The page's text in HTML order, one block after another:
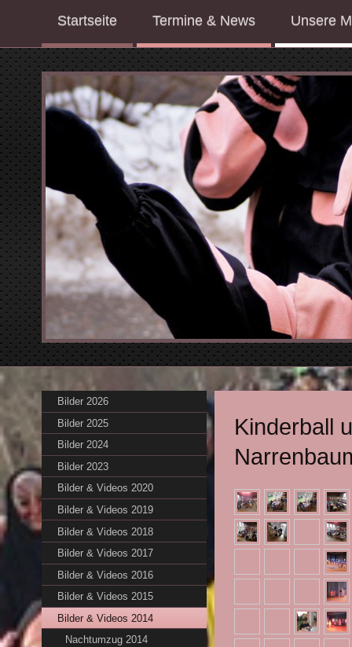
Startseite Termine & News Unsere
Bilder 2026
Bilder 2025
Bilder 2024
Bilder 2023
Bilder & Videos 2020
Bilder & Videos 2019
Bilder & Videos 2018
Bilder & Videos 2017
Bilder & Videos 2016
Bilder & Videos 2015
Bilder & Videos 2014
Nachtumzug 2014
Kinderball